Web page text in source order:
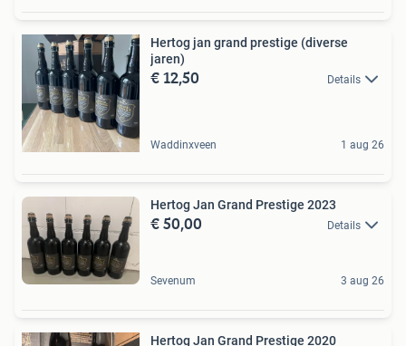
Hertog jan grand prestige (diverse
jaren)
€ 12,50 Details
Waddinxveen 1 aug 26
Hertog Jan Grand Prestige 2023
€ 50,00 Details
Sevenum 3 aug 26
Hertog Jan Grand Prestige 2020